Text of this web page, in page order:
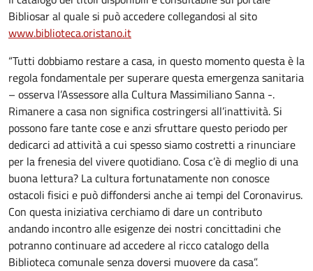
Bibliosar al quale si può accedere collegandosi al sito
www.biblioteca.oristano.it
“Tutti dobbiamo restare a casa, in questo momento questa è la
regola fondamentale per superare questa emergenza sanitaria
– osserva l’Assessore alla Cultura Massimiliano Sanna -.
Rimanere a casa non significa costringersi all’inattività. Si
possono fare tante cose e anzi sfruttare questo periodo per
dedicarci ad attività a cui spesso siamo costretti a rinunciare
per la frenesia del vivere quotidiano. Cosa c’è di meglio di una
buona lettura? La cultura fortunatamente non conosce
ostacoli fisici e può diffondersi anche ai tempi del Coronavirus.
Con questa iniziativa cerchiamo di dare un contributo
andando incontro alle esigenze dei nostri concittadini che
potranno continuare ad accedere al ricco catalogo della
Biblioteca comunale senza doversi muovere da casa”.